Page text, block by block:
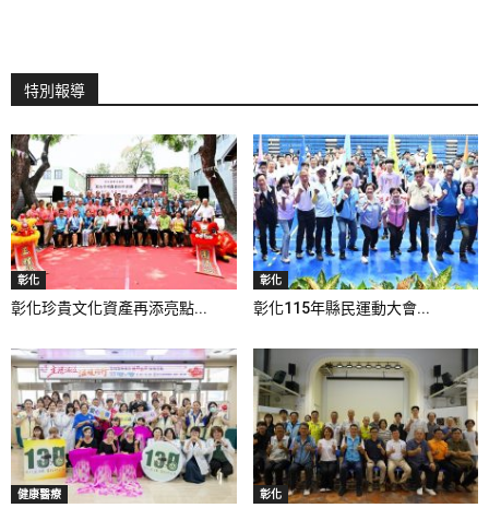
特別報導
彰化
彰化珍貴文化資產再添亮點...
彰化
彰化115年縣民運動大會...
健康醫療 彰化